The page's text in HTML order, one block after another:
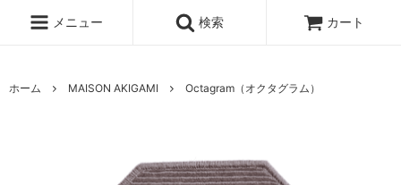
メニュー 検索 カート
ホーム MAISON AKIGAMI Octagram（オクタグラム）